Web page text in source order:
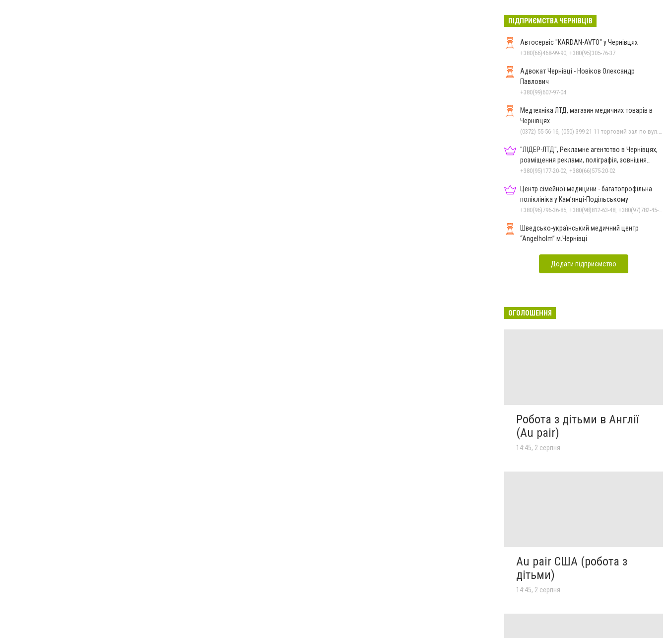
ПІДПРИЄМСТВА ЧЕРНІВЦІВ
Автосервіс "KARDAN-AVTO" у Чернівцях
+380(66)468-99-90, +380(95)305-76-37
Адвокат Чернівці - Новіков Олександр
Павлович
+380(99)607-97-04
Медтехніка ЛТД, магазин медичних товарів в
Чернівцях
"ЛІДЕР-ЛТД", Рекламне агентство в Чернівцях,
розміщення реклами, поліграфія, зовнішня
реклама
+380(95)177-20-02, +380(66)575-20-02
Центр сімейної медицини - багатопрофільна
поліклініка у Кам’янці-Подільському
Шведсько-український медичний центр
“Angelholm” м.Чернівці
Додати підприємство
ОГОЛОШЕННЯ
Робота з дітьми в Англії
(Au pair)
14:45, 2 серпня
Au pair США (робота з
дітьми)
14:45, 2 серпня